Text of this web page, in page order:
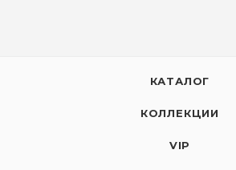
КАТАЛОГ
КОЛЛЕКЦИИ
VIP